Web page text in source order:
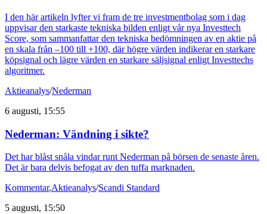
I den här artikeln lyfter vi fram de tre investmentbolag som i dag
uppvisar den starkaste tekniska bilden enligt vår nya Investtech
Score, som sammanfattar den tekniska bedömningen av en aktie på
en skala från –100 till +100, där högre värden indikerar en starkare
köpsignal och lägre värden en starkare säljsignal enligt Investtechs
algoritmer.
Aktieanalys/Nederman
6 augusti, 15:55
Nederman: Vändning i sikte?
Det har blåst snåla vindar runt Nederman på börsen de senaste åren.
Det är bara delvis befogat av den tuffa marknaden.
Kommentar,Aktieanalys/Scandi Standard
5 augusti, 15:50